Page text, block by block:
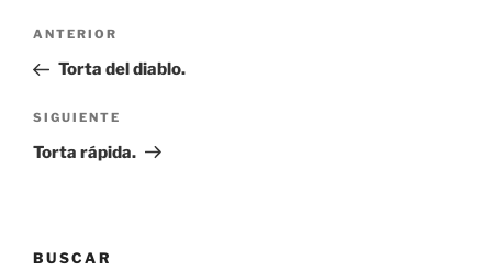
Navegación
entradas
Entrada
anterior:
ANTERIOR
Torta del diablo.
Siguiente
entrada
SIGUIENTE
Torta rápida.
BUSCAR